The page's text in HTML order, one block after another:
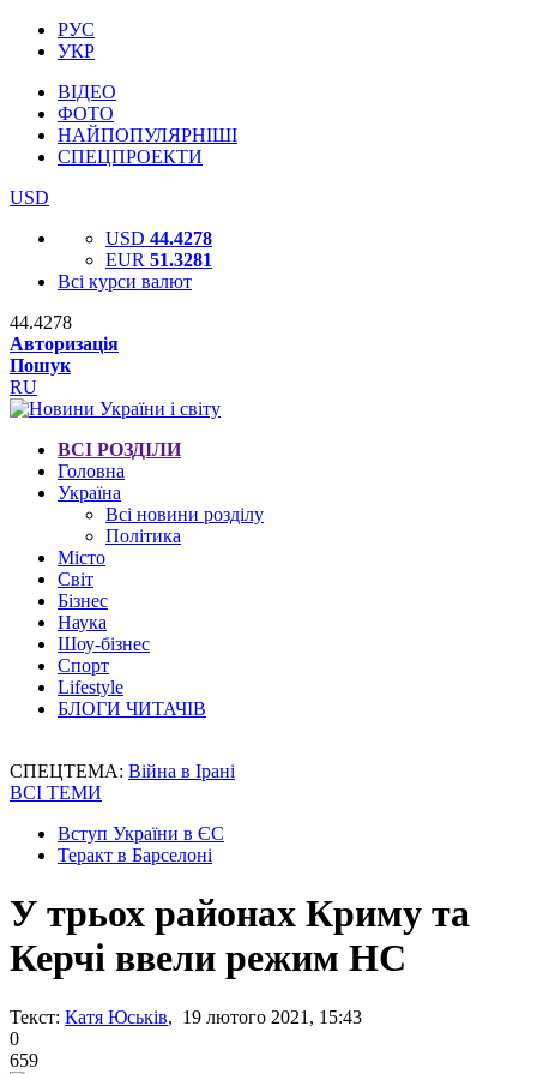
РУС
УКР
ВІДЕО
ФОТО
НАЙПОПУЛЯРНІШІ
СПЕЦПРОЕКТИ
USD
USD 44.4278
EUR 51.3281
Всі курси валют
44.4278
Авторизація
Пошук
RU
ВСІ РОЗДІЛИ
Головна
Україна
Всі новини розділу
Політика
Місто
Світ
Бізнес
Наука
Шоу-бізнес
Спорт
Lifestyle
БЛОГИ ЧИТАЧІВ
СПЕЦТЕМА: Війна в Ірані
ВСІ ТЕМИ
Вступ України в ЄС
Теракт в Барселоні
У трьох районах Криму та
Керчі ввели режим НС
Текст: Катя Юськів, 19 лютого 2021, 15:43
0
659